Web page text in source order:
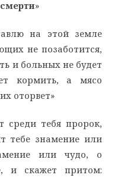
»
на этой земле
не позаботится,
и больных не будет
кормить, а мясо
оторвет»
среди тебя пророк,
тебе знамение или
или чудо, о
и скажет притом: